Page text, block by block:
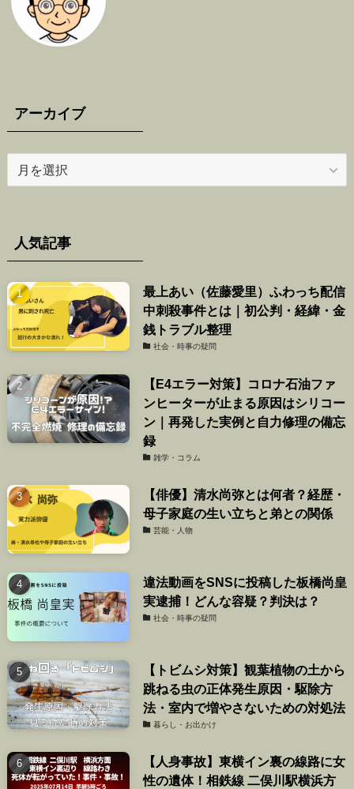
アーカイブ
人気記事
最上あい（佐藤愛里）ふわっち配信
中刺殺事件とは｜初公判・経緯・金
銭トラブル整理
社会・時事の疑問
【E4エラー対策】コロナ石油ファ
ンヒーターが止まる原因はシリコー
ン｜再発した実例と自力修理の備忘
録
雑学・コラム
【俳優】清水尚弥とは何者？経歴・
母子家庭の生い立ちと弟との関係
芸能・人物
違法動画をSNSに投稿した板橋尚皇
実逮捕！どんな容疑？判決は？
社会・時事の疑問
【トビムシ対策】観葉植物の土から
跳ねる虫の正体発生原因・駆除方
法・室内で増やさないための対処法
暮らし・お出かけ
【人身事故】東横イン裏の線路に女
性の遺体！相鉄線 二俣川駅横浜方